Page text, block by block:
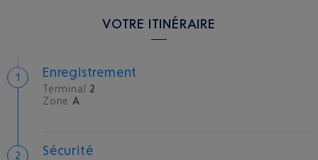
VOTRE ITINÉRAIRE
Enregistrement
Terminal 2
Zone A
Sécurité